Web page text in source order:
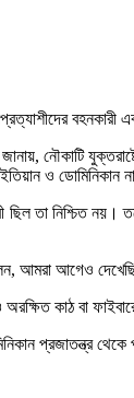
নৌকাটি
ও
তা নিশ্চিত নয়।
আমরা আগেও
অরক্ষিত কাঠ বা
প্রজাতন্ত্র